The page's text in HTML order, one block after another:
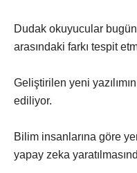
Dudak okuyucular
arasındaki farkı tespit
Geliştirilen yeni
ediliyor.
Bilim insanlarına göre
yapay zeka